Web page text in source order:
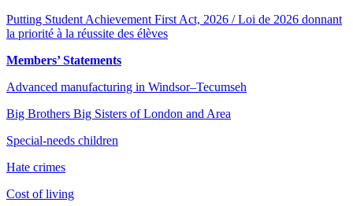
Putting Student Achievement First Act, 2026 / Loi de 2026 donnant
la priorité à la réussite des élèves
Members’ Statements
Advanced manufacturing in Windsor–Tecumseh
Big Brothers Big Sisters of London and Area
Special-needs children
Hate crimes
Cost of living